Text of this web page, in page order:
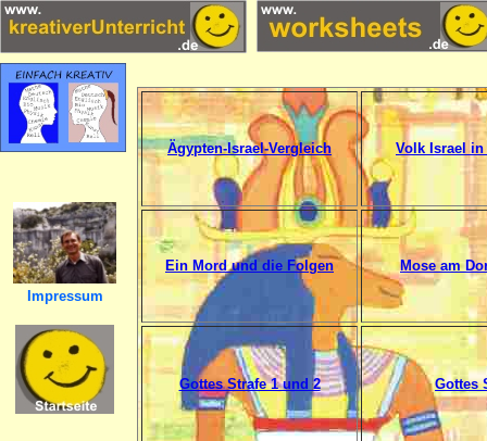
Impressum
Ägypten-Israel-Vergleich Volk Israel in
Ein Mord und die Folgen Mose am
Gottes Strafe 1 und 2 Gottes